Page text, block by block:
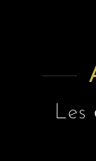
Les